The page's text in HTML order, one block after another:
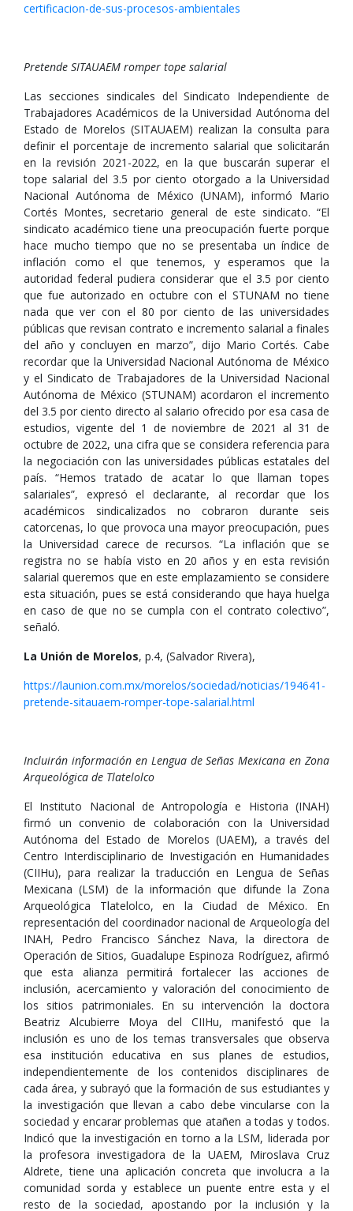
certificacion-de-sus-procesos-ambientales
Pretende SITAUAEM romper tope salarial
Las secciones sindicales del Sindicato Independiente de
Trabajadores Académicos de la Universidad Autónoma del
Estado de Morelos (SITAUAEM) realizan la consulta para
definir el porcentaje de incremento salarial que solicitarán
en la revisión 2021-2022, en la que buscarán superar el
tope salarial del 3.5 por ciento otorgado a la Universidad
Nacional Autónoma de México (UNAM), informó Mario
Cortés Montes, secretario general de este sindicato. “El
sindicato académico tiene una preocupación fuerte porque
hace mucho tiempo que no se presentaba un índice de
inflación como el que tenemos, y esperamos que la
autoridad federal pudiera considerar que el 3.5 por ciento
que fue autorizado en octubre con el STUNAM no tiene
nada que ver con el 80 por ciento de las universidades
públicas que revisan contrato e incremento salarial a finales
del año y concluyen en marzo”, dijo Mario Cortés. Cabe
recordar que la Universidad Nacional Autónoma de México
y el Sindicato de Trabajadores de la Universidad Nacional
Autónoma de México (STUNAM) acordaron el incremento
del 3.5 por ciento directo al salario ofrecido por esa casa de
estudios, vigente del 1 de noviembre de 2021 al 31 de
octubre de 2022, una cifra que se considera referencia para
la negociación con las universidades públicas estatales del
país. “Hemos tratado de acatar lo que llaman topes
salariales”, expresó el declarante, al recordar que los
académicos sindicalizados no cobraron durante seis
catorcenas, lo que provoca una mayor preocupación, pues
la Universidad carece de recursos. “La inflación que se
registra no se había visto en 20 años y en esta revisión
salarial queremos que en este emplazamiento se considere
esta situación, pues se está considerando que haya huelga
en caso de que no se cumpla con el contrato colectivo”,
señaló.
La Unión de Morelos, p.4, (Salvador Rivera),
https://launion.com.mx/morelos/sociedad/noticias/194641-
pretende-sitauaem-romper-tope-salarial.html
Incluirán información en Lengua de Señas Mexicana en Zona
Arqueológica de Tlatelolco
El Instituto Nacional de Antropología e Historia (INAH)
firmó un convenio de colaboración con la Universidad
Autónoma del Estado de Morelos (UAEM), a través del
Centro Interdisciplinario de Investigación en Humanidades
(CIIHu), para realizar la traducción en Lengua de Señas
Mexicana (LSM) de la información que difunde la Zona
Arqueológica Tlatelolco, en la Ciudad de México. En
representación del coordinador nacional de Arqueología del
INAH, Pedro Francisco Sánchez Nava, la directora de
Operación de Sitios, Guadalupe Espinoza Rodríguez, afirmó
que esta alianza permitirá fortalecer las acciones de
inclusión, acercamiento y valoración del conocimiento de
los sitios patrimoniales. En su intervención la doctora
Beatriz Alcubierre Moya del CIIHu, manifestó que la
inclusión es uno de los temas transversales que observa
esa institución educativa en sus planes de estudios,
independientemente de los contenidos disciplinares de
cada área, y subrayó que la formación de sus estudiantes y
la investigación que llevan a cabo debe vincularse con la
sociedad y encarar problemas que atañen a todas y todos.
Indicó que la investigación en torno a la LSM, liderada por
la profesora investigadora de la UAEM, Miroslava Cruz
Aldrete, tiene una aplicación concreta que involucra a la
comunidad sorda y establece un puente entre esta y el
resto de la sociedad, apostando por la inclusión y la